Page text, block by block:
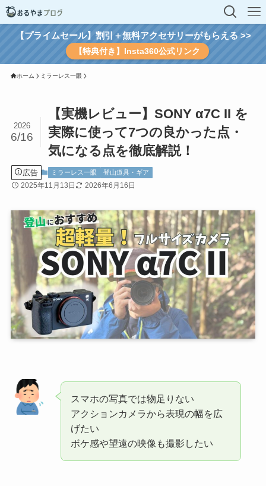
【プライムセール】割引＋無料アクセサリーがもらえる >>
【特典付き】Insta360公式リンク
ホーム ミラーレス一眼
【実機レビュー】SONY α7C II を
実際に使って7つの良かった点・
気になる点を徹底解説！
2026
6/16
広告 ミラーレス一眼 登山道具・ギア
2025年11月13日 2026年6月16日
スマホの写真では物足りない
アクションカメラから表現の幅を広
げたい
ボケ感や望遠の映像も撮影したい